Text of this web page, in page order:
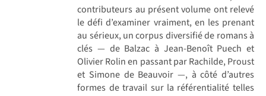
contributeurs au présent volume ont relevé
le défi d’examiner vraiment, en les prenant
au sérieux, un corpus diversifié de romans à
clés — de Balzac à Jean-Benoît Puech et
Olivier Rolin en passant par Rachilde, Proust
et Simone de Beauvoir —, à côté d’autres
formes de travail sur la référentialité telles